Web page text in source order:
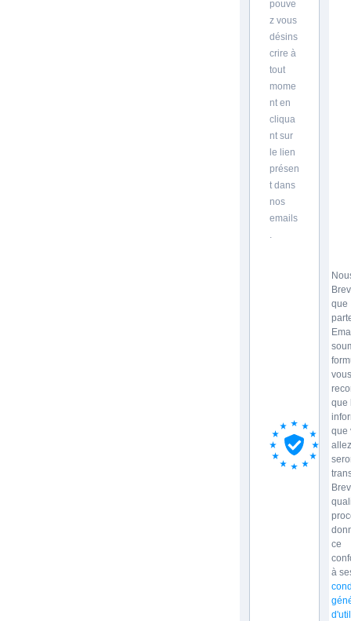
pouve
z vous
désins
crire à
tout
mome
nt en
cliqua
nt sur
le lien
présen
t dans
nos
emails
que
vous
que
que
ce
à